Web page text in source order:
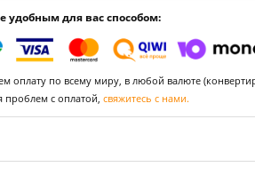
удобным для вас способом:
оплату по всему миру, в любой валюте
проблем с оплатой, свяжитесь с нами.